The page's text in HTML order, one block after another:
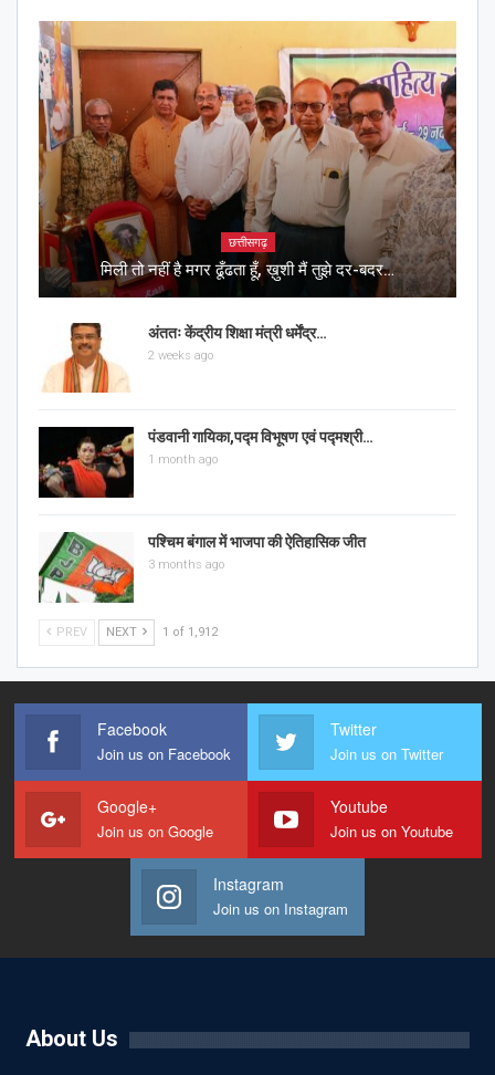
छत्तीसगढ़
मिली तो नहीं है मगर ढूँढता हूँ, ख़ुशी मैं तुझे दर-बदर…
अंततः केंद्रीय शिक्षा मंत्री धर्मेंद्र…
2 weeks ago
पंडवानी गायिका,पद्म विभूषण एवं पद्मश्री…
1 month ago
पश्चिम बंगाल में भाजपा की ऐतिहासिक जीत
3 months ago
PREV NEXT 1 of 1,912
Facebook
Join us on Facebook
Twitter
Join us on Twitter
Google+
Join us on Google
Youtube
Join us on Youtube
Instagram
Join us on Instagram
About Us